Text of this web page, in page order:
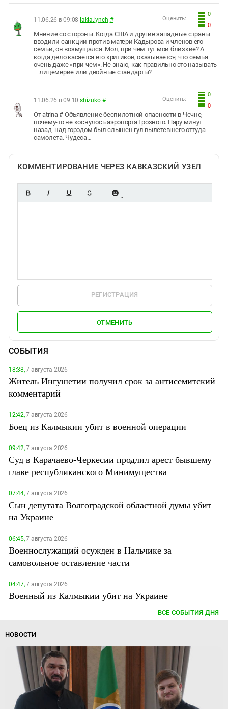
0
0
Оценить:
11.06.26 в 09:08 lakia.lynch #
Мнение со стороны. Когда США и другие западные страны
вводили санкции против матери Кадырова и членов его
семьи, он возмущался. Мол, при чем тут мои близкие? А
когда дело касается его критиков, оказывается, что семья
очень даже «при чем». Не знаю, как правильно это называть
– лицемерие или двойные стандарты?
0
0
Оценить:
11.06.26 в 09:10 shizuko #
От atrina # Объявление беспилотной опасности в Чечне,
почему-то не коснулось аэропорта Грозного. Пару минут
назад над городом был слышен гул вылетевшего оттуда
самолета. Чудеса…
КОММЕНТИРОВАНИЕ ЧЕРЕЗ КАВКАЗСКИЙ УЗЕЛ
РЕГИСТРАЦИЯ
ОТМЕНИТЬ
СОБЫТИЯ
18:38,7 августа 2026
Житель Ингушетии получил срок за антисемитский
комментарий
12:42,7 августа 2026
Боец из Калмыкии убит в военной операции
09:42,7 августа 2026
Суд в Карачаево-Черкесии продлил арест бывшему
главе республиканского Минимущества
07:44,7 августа 2026
Сын депутата Волгоградской областной думы убит
на Украине
06:45,7 августа 2026
Военнослужащий осужден в Нальчике за
самовольное оставление части
04:47,7 августа 2026
Военный из Калмыкии убит на Украине
ВСЕ СОБЫТИЯ ДНЯ
НОВОСТИ